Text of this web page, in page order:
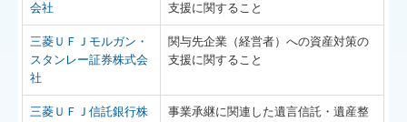
会社
支援に関すること
三菱ＵＦＪモルガン・
スタンレー証券株式会
社
関与先企業（経営者）への資産対策の
支援に関すること
三菱ＵＦＪ信託銀行株
事業承継に関連した遺言信託・遺産整